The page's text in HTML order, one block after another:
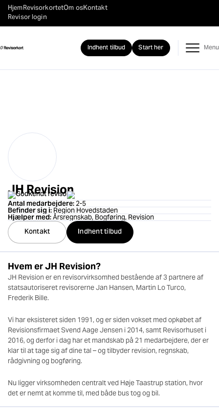
HjemRevisorkortetOm osKontakt
Revisor login
Indhent tilbud Start her
JH Revision
Godkendt revisor
Antal medarbejdere:2-5
Befinder sig i:Region Hovedstaden
Hjælper med:Årsregnskab, Bogføring, Revision
Kontakt Indhent tilbud
Hvem er JH Revision?
JH Revision er en revisorvirksomhed bestående af 3 partnere af
statsautoriseret revisorerne Jan Hansen, Martin Lo Turco,
Frederik Bille.
Vi har eksisteret siden 1991, og er siden vokset med opkøbet af
Revisionsfirmaet Svend Aage Jensen i 2014, samt Revisorhuset i
2016, og derfor i dag har et mandskab på 21 medarbejdere, der er
klar til at tage sig af dine tal – og tilbyder revision, regnskab,
rådgivning og bogføring.
Nu ligger virksomheden centralt ved Høje Taastrup station, hvor
det er nemt at komme til, med både bus tog og bil.